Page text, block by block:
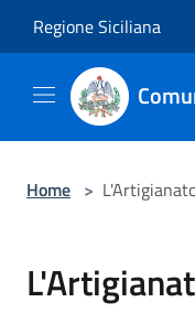
Regione Siciliana
Home >